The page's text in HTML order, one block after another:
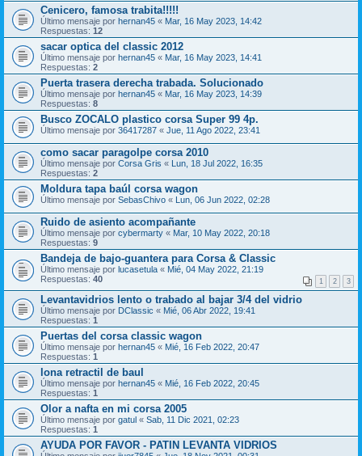
Cenicero, famosa trabita!!!!!
Último mensaje por hernan45 « Mar, 16 May 2023, 14:42
Respuestas: 12
sacar optica del classic 2012
Último mensaje por hernan45 « Mar, 16 May 2023, 14:41
Respuestas: 2
Puerta trasera derecha trabada. Solucionado
Último mensaje por hernan45 « Mar, 16 May 2023, 14:39
Respuestas: 8
Busco ZOCALO plastico corsa Super 99 4p.
Último mensaje por 36417287 « Jue, 11 Ago 2022, 23:41
como sacar paragolpe corsa 2010
Último mensaje por Corsa Gris « Lun, 18 Jul 2022, 16:35
Respuestas: 2
Moldura tapa baúl corsa wagon
Último mensaje por SebasChivo « Lun, 06 Jun 2022, 02:28
Ruido de asiento acompañante
Último mensaje por cybermarty « Mar, 10 May 2022, 20:18
Respuestas: 9
Bandeja de bajo-guantera para Corsa & Classic
Último mensaje por lucasetula « Mié, 04 May 2022, 21:19
Respuestas: 40 1 2 3
Levantavidrios lento o trabado al bajar 3/4 del vidrio
Último mensaje por DClassic « Mié, 06 Abr 2022, 19:41
Respuestas: 1
Puertas del corsa classic wagon
Último mensaje por hernan45 « Mié, 16 Feb 2022, 20:47
Respuestas: 1
lona retractil de baul
Último mensaje por hernan45 « Mié, 16 Feb 2022, 20:45
Respuestas: 1
Olor a nafta en mi corsa 2005
Último mensaje por gatul « Sab, 11 Dic 2021, 02:23
Respuestas: 1
AYUDA POR FAVOR - PATIN LEVANTA VIDRIOS